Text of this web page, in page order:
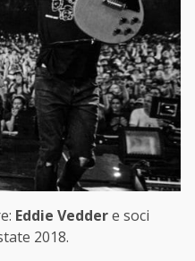
Eddie Veddere soci
2018.